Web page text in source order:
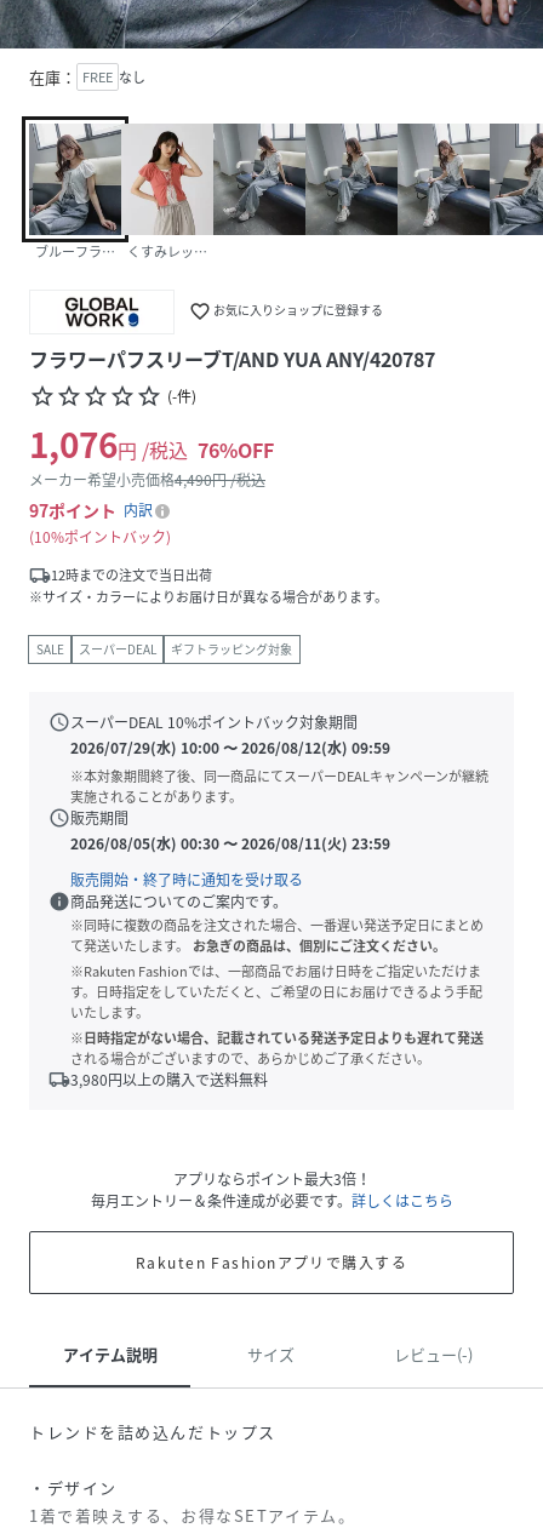
在庫： FREE なし
ブルーフラワー×グレーインナー08
くすみレッド×フラワーインナー32
favorite_border お気に入りショップに登録する
フラワーパフスリーブT/AND YUA ANY/420787
star_borderstar_borderstar_borderstar_borderstar_border (-件)
1,076円 /税込 76%OFF
メーカー希望小売価格4,490円 /税込
97ポイント 内訳
10%ポイントバック
local_shipping12時までの注文で当日出荷
※サイズ・カラーによりお届け日が異なる場合があります。
SALE スーパーDEAL ギフトラッピング対象
scheduleスーパーDEAL 10%ポイントバック対象期間
2026/07/29(水) 10:00〜2026/08/12(水) 09:59
※本対象期間終了後、同一商品にてスーパーDEALキャンペーンが継続
実施されることがあります。
schedule販売期間
2026/08/05(水) 00:30〜2026/08/11(火) 23:59
販売開始・終了時に通知を受け取る
info商品発送についてのご案内です。
※同時に複数の商品を注文された場合、一番遅い発送予定日にまとめ
て発送いたします。
お急ぎの商品は、個別にご注文ください。
※Rakuten Fashionでは、一部商品でお届け日時をご指定いただけま
す。日時指定をしていただくと、ご希望の日にお届けできるよう手配
いたします。
※日時指定がない場合、記載されている発送予定日よりも遅れて発送
される場合がございますので、あらかじめご了承ください。
local_shipping3,980円以上の購入で送料無料
アプリならポイント最大3倍！
毎月エントリー＆条件達成が必要です。 詳しくはこちら
Rakuten Fashionアプリで購入する
アイテム説明 サイズ レビュー(-)
トレンドを詰め込んだトップス
・デザイン
1着で着映えする、お得なSETアイテム。